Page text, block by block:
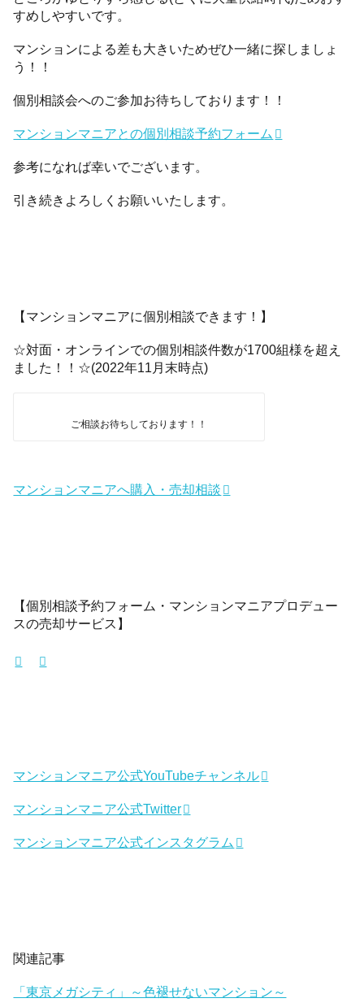
すめしやすいです。
マンションによる差も大きいためぜひ一緒に探しましょ
う！！
個別相談会へのご参加お待ちしております！！
マンションマニアとの個別相談予約フォーム
参考になれば幸いでございます。
引き続きよろしくお願いいたします。
【マンションマニアに個別相談できます！】
☆対面・オンラインでの個別相談件数が1700組様を超え
ました！！☆(2022年11月末時点)
ご相談お待ちしております！！
マンションマニアへ購入・売却相談
【個別相談予約フォーム・マンションマニアプロデュー
スの売却サービス】
マンションマニア公式YouTubeチャンネル
マンションマニア公式Twitter
マンションマニア公式インスタグラム
関連記事
「東京メガシティ」～色褪せないマンション～